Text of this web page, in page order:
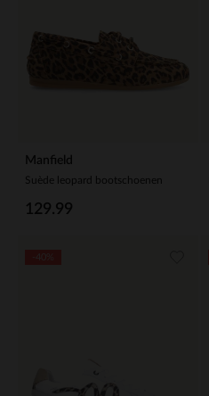
Manfield
Suède leopard bootschoenen
129.99